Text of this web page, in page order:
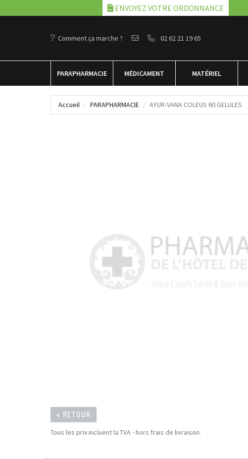
ENVOYEZ VOTRE ORDONNANCE
Comment ça marche ? 02 62 21 19 65
PARAPHARMACIE MÉDICAMENT MATÉRIEL
Accueil PARAPHARMACIE AYUR-VANA COLEUS 60 GELULES
« RETOUR
Tous les prix incluent la TVA - hors frais de livraison.